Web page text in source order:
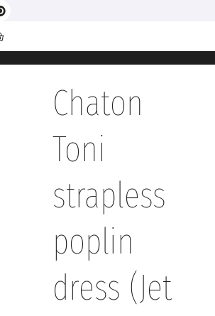
Chaton
Toni
strapless
poplin
dress (Jet